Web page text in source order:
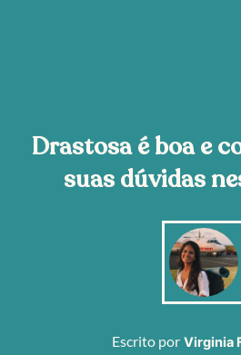
Drastosa é boa e
suas dúvidas
Escrito por Virginia